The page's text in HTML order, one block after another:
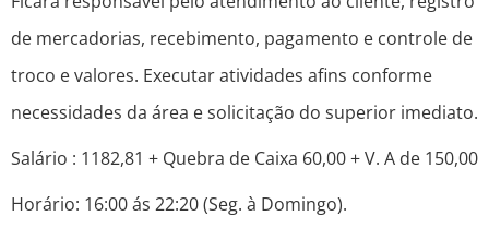
de mercadorias, recebimento, pagamento e controle de
troco e valores. Executar atividades afins conforme
necessidades da área e solicitação do superior imediato.
Salário : 1182,81 + Quebra de Caixa 60,00 + V. A de 150,00
Horário: 16:00 ás 22:20 (Seg. à Domingo).